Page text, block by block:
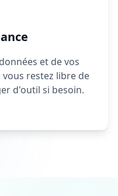
et de vos
vous restez libre de
d'outil si besoin.